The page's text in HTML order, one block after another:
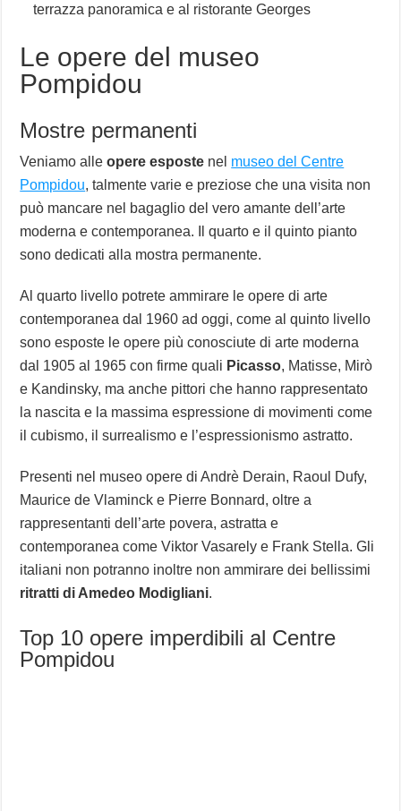
terrazza panoramica e al ristorante Georges
Le opere del museo
Pompidou
Mostre permanenti
Veniamo alleopere esposte nel museo del Centre
Pompidou, talmente varie e preziose che una visita non
può mancare nel bagaglio del vero amante dell’arte
moderna e contemporanea. Il quarto e il quinto pianto
sono dedicati alla mostra permanente.
Al quarto livello potrete ammirare le opere di arte
contemporanea dal 1960 ad oggi, come al quinto livello
sono esposte le opere più conosciute di arte moderna
dal 1905 al 1965 con firme quali Picasso, Matisse, Mirò
e Kandinsky, ma anche pittori che hanno rappresentato
la nascita e la massima espressione di movimenti come
il cubismo, il surrealismo e l’espressionismo astratto.
Presenti nel museo opere di Andrè Derain, Raoul Dufy,
Maurice de Vlaminck e Pierre Bonnard, oltre a
rappresentanti dell’arte povera, astratta e
contemporanea come Viktor Vasarely e Frank Stella. Gli
italiani non potranno inoltre non ammirare dei bellissimi
ritratti di Amedeo Modigliani.
Top 10 opere imperdibili al Centre
Pompidou